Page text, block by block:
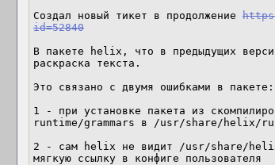
Создал новый тикет в продолжение
id=52840
В пакете helix, что в предыдущих
раскраска текста.
Это связано с двумя ошибками в пакете:
1 - при установке пакета из
runtime/grammars в /usr/share/helix/
2 - сам helix не видит /usr/share/helix/
мягкую ссылку в конфиге пользователя